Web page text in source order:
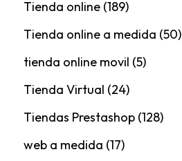
Tienda online(189)
Tienda online a medida (50)
tienda online movil (5)
Tienda Virtual (24)
Tiendas Prestashop(128)
web a medida (17)